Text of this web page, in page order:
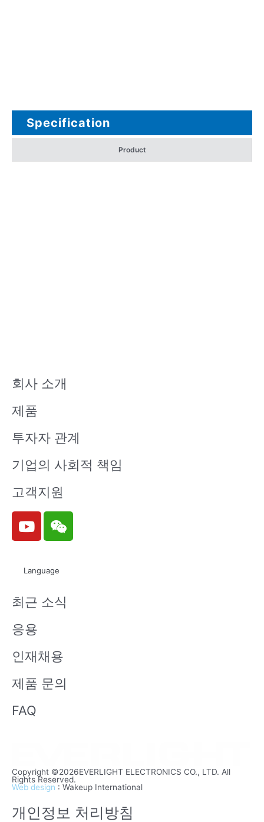
Specification
Product
회사 소개
제품
투자자 관계
기업의 사회적 책임
고객지원
Y
o
u
e
W
e
i
n
Language
최근 소식
응용
인재채용
제품 문의
FAQ
Copyright ©2026EVERLIGHT ELECTRONICS CO., LTD. All
Rights Reserved.
Web design : Wakeup International
개인정보 처리방침